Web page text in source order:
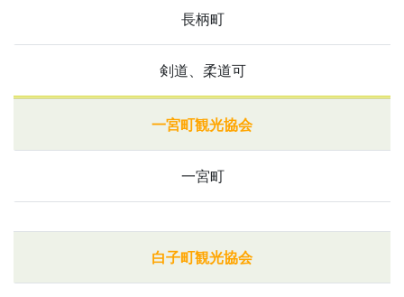
長柄町
剣道、柔道可
一宮町観光協会
一宮町
白子町観光協会